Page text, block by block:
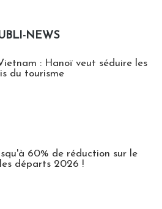
NEWS
: Hanoï veut séduire les
du tourisme
60% de réduction sur le
départs 2026 !